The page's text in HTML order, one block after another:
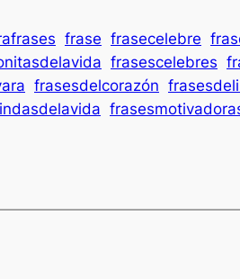
frase frasecelebre
frasescelebres
frasesdelcorazón